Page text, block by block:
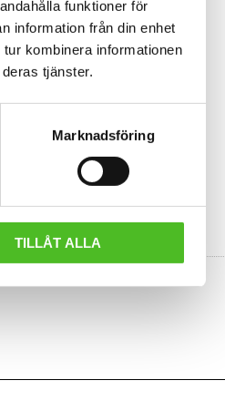
funktioner för
information från din enhet
kombinera informationen
tjänster.
Marknadsföring
TILLÅT ALLA